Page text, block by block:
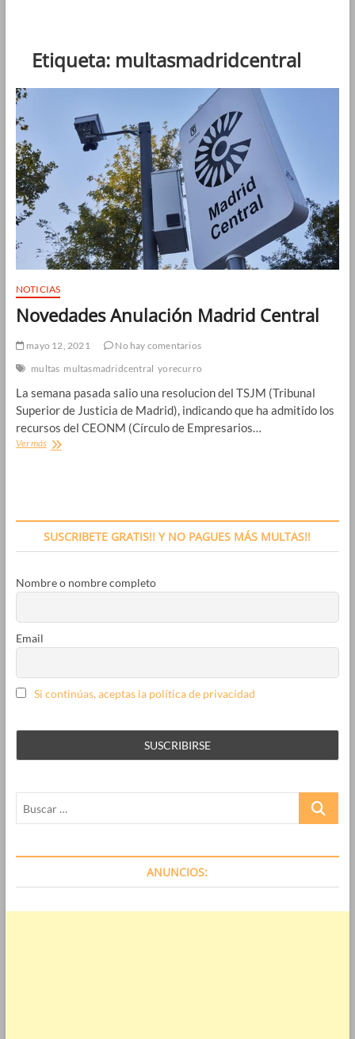
Etiqueta: multasmadridcentral
NOTICIAS
Novedades Anulación Madrid Central
mayo 12, 2021
No hay comentarios
multas multasmadridcentral yorecurro
La semana pasada salio una resolucion del TSJM (Tribunal
Superior de Justicia de Madrid), indicando que ha admitido los
recursos del CEONM (Círculo de Empresarios…
Ver másNovedades
SUSCRIBETE GRATIS!! Y NO PAGUES MÁS MULTAS!!
Nombre o nombre completo
Email
Si continúas, aceptas la política de privacidad
Buscar
ANUNCIOS: